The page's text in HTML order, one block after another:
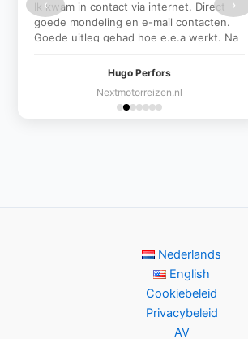
Ik kwam in contact via internet. Direct
goede mondeling en e-mail contacten.
Goede uitleg gehad hoe e.e.a werkt. Na
Na eindoplevering gewoon heel goed
Linkbuilding werkt!
Hugo Perfors
Nextmotorreizen.nl
‹ ›
Nederlands
English
Cookiebeleid
Privacybeleid
AV